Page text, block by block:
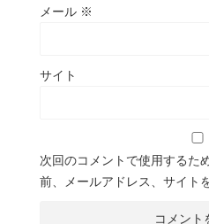
メール ※
サイト
次回のコメントで使用するた
前、メールアドレス、サイト